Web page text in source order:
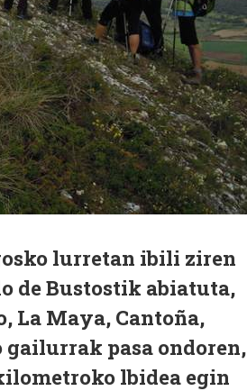
lurretan ibili ziren
de Bustostik abiatuta,
La Maya, Cantoña,
gailurrak pasa ondoren,
lbidea egin